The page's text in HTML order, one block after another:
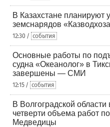
В Казахстане планируют
земснарядов
12:30 / события
Основные работы по
судна «Океанолог» в
завершены — СМИ
12:15 / события
В Волгоградской
четверти объема работ
Медведицы